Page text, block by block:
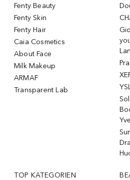
Fenty Beauty
Fenty Skin
Fenty Hair
Caia Cosmetics
About Face
Milk Makeup
ARMAF
Transparent Lab
TOP KATEGORIEN